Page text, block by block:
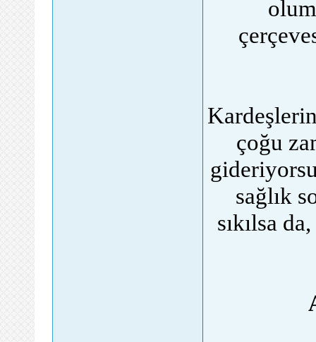
çoğu
sağlık
sıkılsa